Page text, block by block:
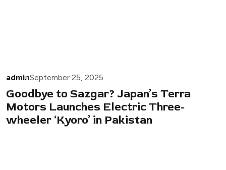
adminSeptember 25, 2025
Goodbye to Sazgar? Japan’s Terra
Motors Launches Electric Three-
wheeler ‘Kyoro’ in Pakistan